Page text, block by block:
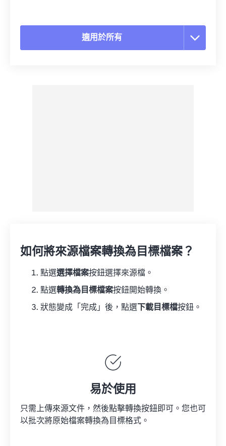
適用於所有
如何將來源檔案轉換為目標檔案？
點選選擇檔案按鈕選擇來源檔。
點選轉換為目標檔案按鈕開始轉換。
狀態變成「完成」後，點選 下載目標檔按鈕。
易於使用
只需上傳來源文件，然後點擊轉換按鈕即可。您也可
以批次將原始檔案轉換為目標格式。